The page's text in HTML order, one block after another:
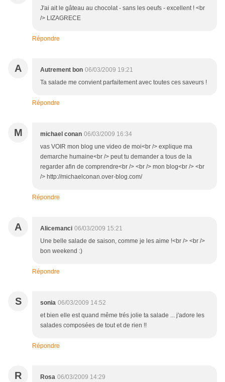
J'ai ait le gâteau au chocolat - sans les oeufs - excellent ! <br
/> LIZAGRECE
Répondre
A Autrement bon 06/03/2009 19:21
Ta salade me convient parfaitement avec toutes ces saveurs !
Répondre
M michael conan 06/03/2009 16:34
vas VOIR mon blog une video de moi<br /> explique ma
demarche humaine<br /> peut tu demander a tous de la
regarder afin de comprendre<br /> <br /> mon blog<br /> <br
/> http://michaelconan.over-blog.com/
Répondre
A Alicemanci 06/03/2009 15:21
Une belle salade de saison, comme je les aime !<br /> <br />
bon weekend :)
Répondre
S sonia 06/03/2009 14:52
et bien elle est quand même trés jolie ta salade ... j'adore les
salades composées de tout et de rien !!
Répondre
R Rosa 06/03/2009 14:29